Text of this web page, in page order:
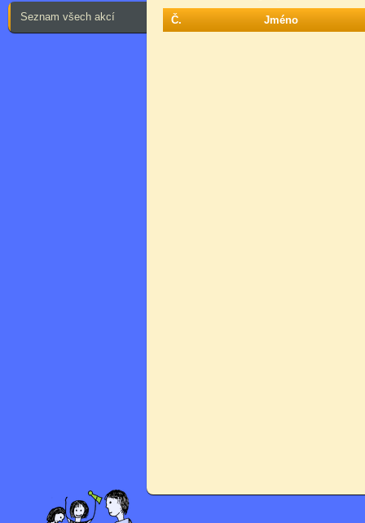
Seznam všech akcí Č. Jméno